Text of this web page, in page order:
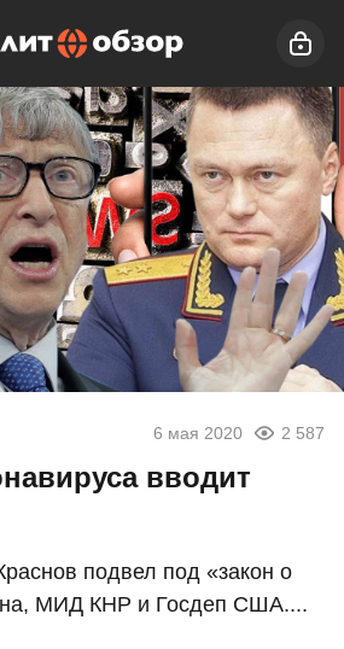
6 мая 2020 2 587
вводит
подвел под «закон о
МИД КНР и Госдеп США....